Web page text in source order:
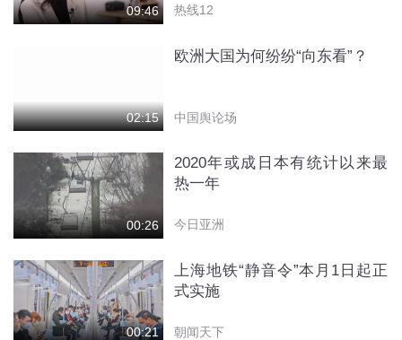
09:46 热线12
02:15
欧洲大国为何纷纷“向东看”？
中国舆论场
00:26
2020年或成日本有统计以来最
热一年
今日亚洲
00:21
上海地铁“静音令”本月1日起正
式实施
朝闻天下